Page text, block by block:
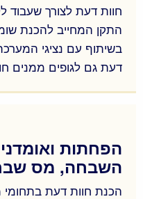
של קבוצתאפריקה
מסחר שלגופים
חברתאשטרום נכסים
התקן המחייב להכנת
בשיתוף עם נציגי
דעת גם לגופים ממנים
בשיתוף עם נציגי
דעת גם לגופים ממנים
הפחתות
השבחה, מס
הכנת חוות דעת בתחומי